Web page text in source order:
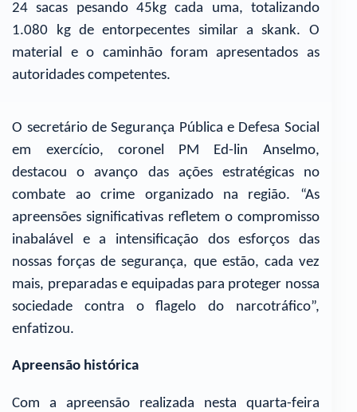
24 sacas pesando 45kg cada uma, totalizando
1.080 kg de entorpecentes similar a skank. O
material e o caminhão foram apresentados as
autoridades competentes.
O secretário de Segurança Pública e Defesa Social
em exercício, coronel PM Ed-lin Anselmo,
destacou o avanço das ações estratégicas no
combate ao crime organizado na região. “As
apreensões significativas refletem o compromisso
inabalável e a intensificação dos esforços das
nossas forças de segurança, que estão, cada vez
mais, preparadas e equipadas para proteger nossa
sociedade contra o flagelo do narcotráfico”,
enfatizou.
Apreensão histórica
Com a apreensão realizada nesta quarta-feira